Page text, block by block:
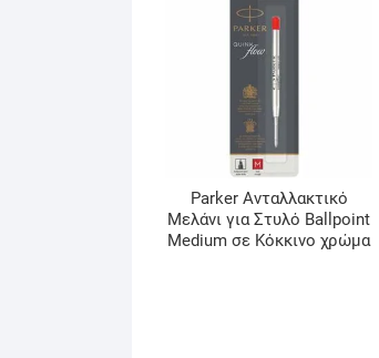
Parker Ανταλλακτικό
Μελάνι για Στυλό Ballpoint
Medium σε Κόκκινο χρώμα